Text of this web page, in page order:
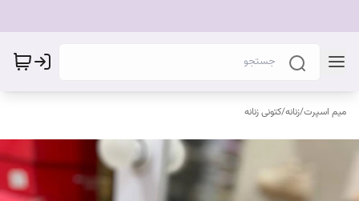
میم اسپرت/زنانه/کتونی زنانه